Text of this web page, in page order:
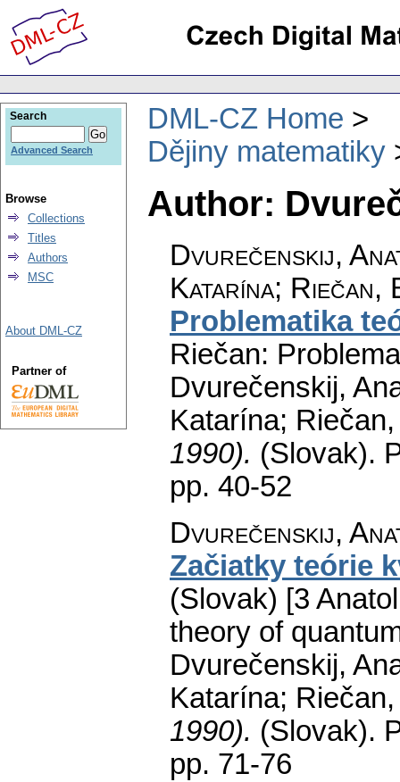
DML-CZ Home
Dějiny matematiky
Author:
Dvurečenskij,
Katarína; Riečan,
Problematika
Riečan:
Dvurečenskij,
Katarína;
1990). (Slovak).
pp. 40-52
Dvurečenskij,
Začiatky teórie
(Slovak) [3
theory of
Dvurečenskij,
Katarína;
1990). (Slovak).
pp. 71-76
Search
Advanced Search
Browse
Collections
Titles
Authors
MSC
About DML-CZ
Partner of